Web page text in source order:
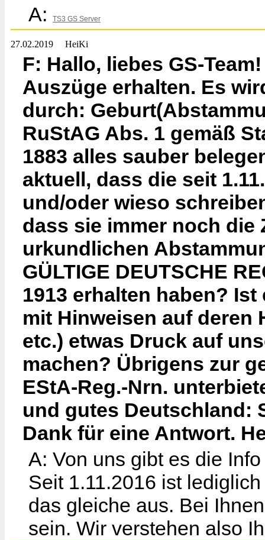
A:
TS3 GS Server
27.02.2019 HeiKi
F: Hallo, liebes GS-
Auszüge erhalten. Es
durch:
RuStAG Abs. 1 gemäß
1883 alles sauber
aktuell, dass die seit
und/oder wieso
dass sie immer noch
urkundlichen
GÜLTIGE DEUTSCHE
1913 erhalten haben?
mit Hinweisen auf deren
etc.) etwas Druck auf
machen? Übrigens zur
EStA-Reg.-Nrn.
und gutes Deutschland:
Dank für eine Antwort.
A: Von uns gibt es die
Seit 1.11.2016 ist
das gleiche aus. Bei
sein. Wir verstehen also